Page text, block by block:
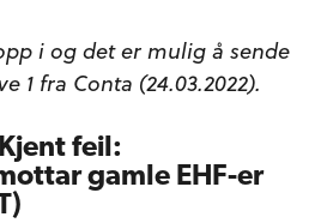
i og det er mulig å sende
1 fra Conta (24.03.2022).
feil:
gamle EHF-er